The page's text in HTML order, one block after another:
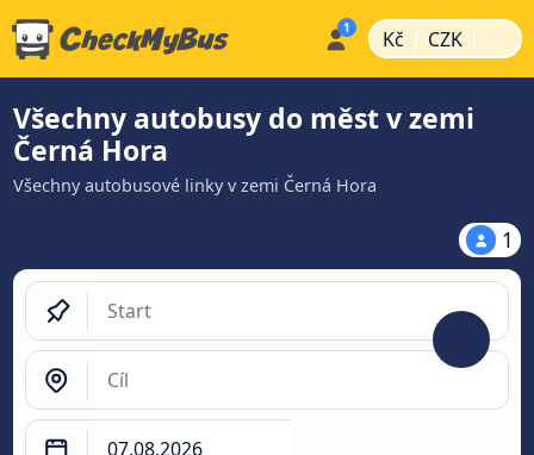
Kč | CZK |
Všechny autobusy do měst v zemi
Černá Hora
Všechny autobusové linky v zemi Černá Hora
1